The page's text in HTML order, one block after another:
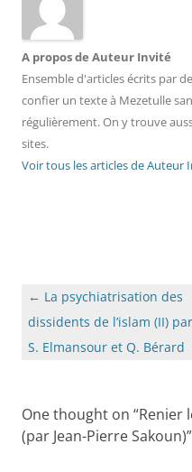
A propos de Auteur Invité
Ensemble d'articles écrits par
confier un texte à Mezetulle
régulièrement. On y trouve
sites.
Voir tous les articles de Auteur
Navigation
des
articles
← La psychiatrisation des
dissidents de l’islam (II) par
S. Elmansour et Q. Bérard
One thought on “Renier
(par Jean-Pierre Sakoun)”